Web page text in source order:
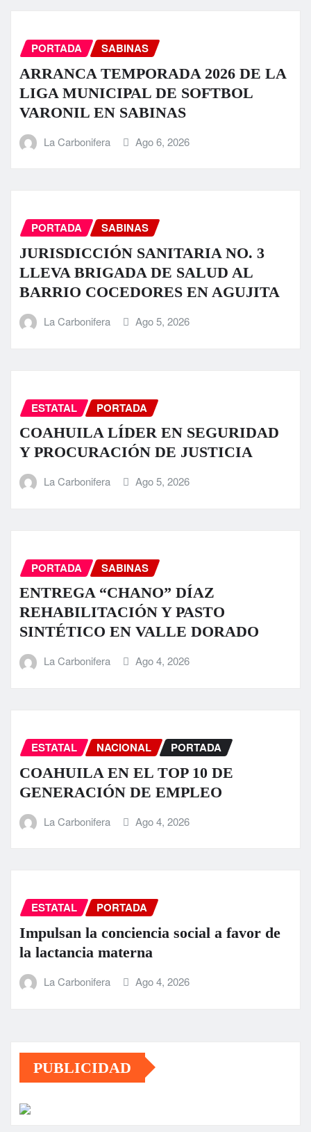
PORTADA SABINAS
ARRANCA TEMPORADA 2026 DE LA
LIGA MUNICIPAL DE SOFTBOL
VARONIL EN SABINAS
La Carbonifera Ago 6, 2026
PORTADA SABINAS
JURISDICCIÓN SANITARIA NO. 3
LLEVA BRIGADA DE SALUD AL
BARRIO COCEDORES EN AGUJITA
La Carbonifera Ago 5, 2026
ESTATAL PORTADA
COAHUILA LÍDER EN SEGURIDAD
Y PROCURACIÓN DE JUSTICIA
La Carbonifera Ago 5, 2026
PORTADA SABINAS
ENTREGA “CHANO” DÍAZ
REHABILITACIÓN Y PASTO
SINTÉTICO EN VALLE DORADO
La Carbonifera Ago 4, 2026
ESTATAL NACIONAL PORTADA
COAHUILA EN EL TOP 10 DE
GENERACIÓN DE EMPLEO
La Carbonifera Ago 4, 2026
ESTATAL PORTADA
Impulsan la conciencia social a favor de
la lactancia materna
La Carbonifera Ago 4, 2026
PUBLICIDAD